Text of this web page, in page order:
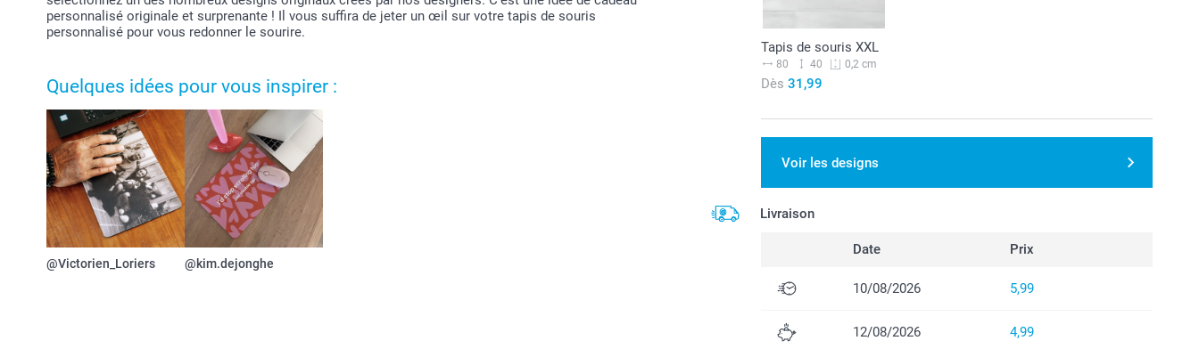
personnalisé originale et surprenante ! Il vous suffira de jeter un œil sur votre tapis de souris
personnalisé pour vous redonner le sourire.
Quelques idées pour vous inspirer :
@Victorien_Loriers @kim.dejonghe
Tapis de souris XXL
80 40 0,2 cm
Dès 31,99
Voir les designs
Livraison
Date Prix
10/08/2026 5,99
12/08/2026 4,99